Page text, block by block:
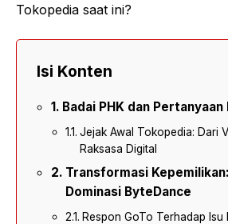
Tokopedia saat ini?
Isi Konten
Badai PHK dan
Jejak Awal Tokopedia: Dari
Raksasa Digital
Transformasi
Dominasi ByteDance
Respon GoTo Terhadap Isu